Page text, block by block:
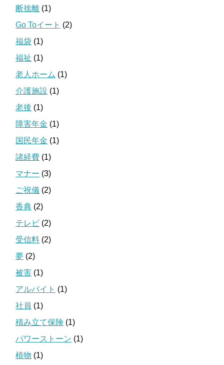
断捨離 (1)
Go Toイート (2)
福袋 (1)
福祉 (1)
老人ホーム (1)
介護施設 (1)
老後 (1)
障害年金 (1)
国民年金 (1)
諸経費 (1)
マナー (3)
ご祝儀 (2)
香典 (2)
テレビ (2)
受信料 (2)
夢 (2)
被害 (1)
アルバイト (1)
社員 (1)
積み立て保険 (1)
パワーストーン (1)
植物 (1)